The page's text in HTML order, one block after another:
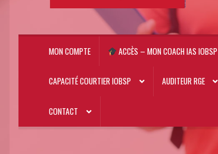
MON COMPTE ACCÈS – MON COACH IAS IOBSP
CAPACITÉ COURTIER IOBSP AUDITEUR RGE
CONTACT